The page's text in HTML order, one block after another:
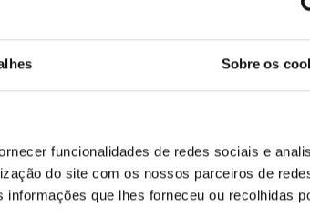
Sobre os
funcionalidades de redes sociais e
do site com os nossos parceiros de
que lhes forneceu ou recolhidas